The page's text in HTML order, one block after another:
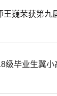
巍荣获第九
级毕业生冀